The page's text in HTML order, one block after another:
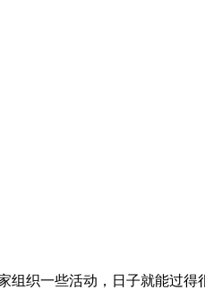
组织一些活动，日子就能过得